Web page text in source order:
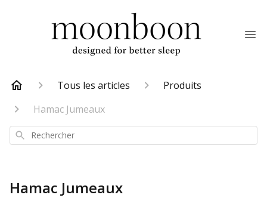
Tous les articles
Produits
Hamac Jumeaux
Rechercher
Hamac Jumeaux